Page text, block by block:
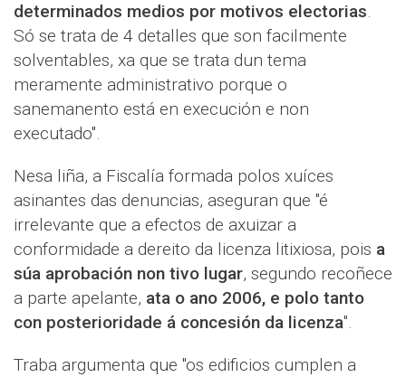
determinados medios por motivos electorias.
Só se trata de 4 detalles que son facilmente
solventables, xa que se trata dun tema
meramente administrativo porque o
sanemanento está en execución e non
executado".
Nesa liña, a Fiscalía formada polos xuíces
asinantes das denuncias, aseguran que "é
irrelevante que a efectos de axuizar a
conformidade a dereito da licenza litixiosa, pois a
súa aprobación non tivo lugar, segundo recoñece
a parte apelante, ata o ano 2006, e polo tanto
con posterioridade á concesión da licenza".
Traba argumenta que "os edificios cumplen a